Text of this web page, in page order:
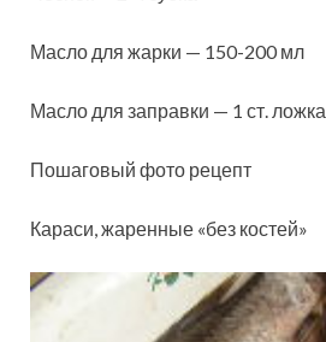
Масло для жарки — 150-200 мл
Масло для заправки — 1 ст. ложка
Пошаговый фото рецепт
Караси, жаренные «без костей»